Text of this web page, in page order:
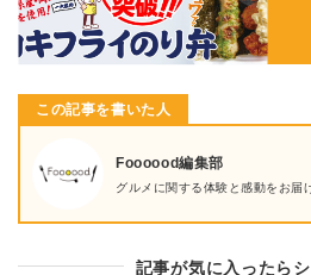
この記事を書いた人
Foooood編集部
グルメに関する体験と感動をお届
記事が気に入ったら